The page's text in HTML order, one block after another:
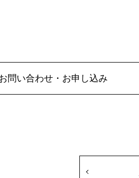
問い合わせ・お申し込み